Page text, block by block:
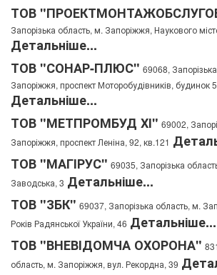
ТОВ
Запорізька область, м. Запоріжжя, Наукового
Детальніше...
ТОВ "СОНАР-ПЛЮС" 69068,
Запоріжжя, проспект Моторобудівників, будинок
Детальніше...
ТОВ "МЕТПРОМБУД ХІ" 69002,
Запоріжжя, проспект Леніна, 92, кв.121
ТОВ "МАГІРУС" 69035, Запорізька
Заводська, 3 Детальніше...
ТОВ "ЗБК" 69037, Запорізька область, м.
Років Радянської України, 46 Детальніше...
ТОВ "ВНЕВІДОМЧА ОХОРОНА"
область, м. Запоріжжя, вул. Рекордна, 39